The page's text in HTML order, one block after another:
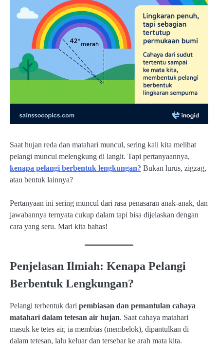
Saat hujan reda dan matahari muncul, sering kali kita melihat
pelangi muncul melengkung di langit. Tapi pertanyaannya,
kenapa pelangi berbentuk lengkungan? Bukan lurus, zigzag,
atau bentuk lainnya?
Pertanyaan ini sering muncul dari rasa penasaran anak-anak, dan
jawabannya ternyata cukup dalam tapi bisa dijelaskan dengan
cara yang seru. Mari kita bahas!
Penjelasan Ilmiah: Kenapa Pelangi
Berbentuk Lengkungan?
Pelangi terbentuk dari pembiasan dan pemantulan cahaya
matahari dalam tetesan air hujan. Saat cahaya matahari
masuk ke tetes air, ia membias (membelok), dipantulkan di
dalam tetesan, lalu keluar dan tersebar ke arah mata kita.